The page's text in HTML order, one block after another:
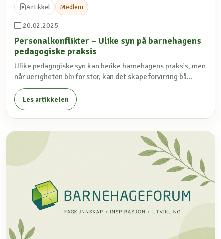
Artikkel Medlem
20.02.2025
Personalkonflikter – Ulike syn på barnehagens
pedagogiske praksis
Ulike pedagogiske syn kan berike barnehagens praksis, men
når uenigheten blir for stor, kan det skape forvirring bå...
Les artikkelen